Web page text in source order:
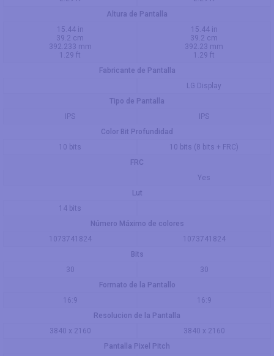
Altura de Pantalla
15.44 in
39.2 cm
392.233 mm
1.29 ft
15.44 in
39.2 cm
392.23 mm
1.29 ft
Fabricante de Pantalla
LG Display
Tipo de Pantalla
IPS
IPS
Color Bit Profundidad
10 bits
10 bits (8 bits + FRC)
FRC
Yes
Lut
14 bits
Número Máximo de colores
1073741824
1073741824
Bits
30
30
Formato de la Pantallo
16:9
16:9
Resolucion de la Pantalla
3840 x 2160
3840 x 2160
Pantalla Pixel Pitch